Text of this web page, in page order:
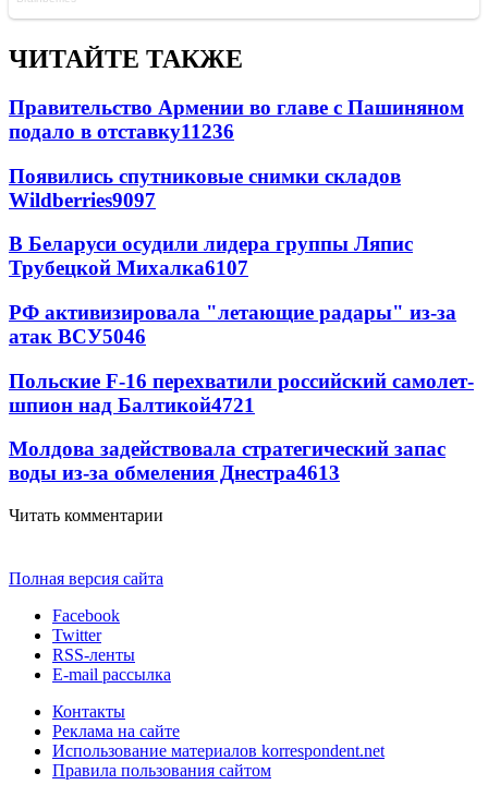
ЧИТАЙТЕ ТАКЖЕ
Правительство Армении во главе с Пашиняном
подало в отставку11236
Появились спутниковые снимки складов
Wildberries9097
В Беларуси осудили лидера группы Ляпис
Трубецкой Михалка6107
РФ активизировала "летающие радары" из-за
атак ВСУ5046
Польские F-16 перехватили российский самолет-
шпион над Балтикой4721
Молдова задействовала стратегический запас
воды из-за обмеления Днестра4613
Читать комментарии
Полная версия сайта
Facebook
Twitter
RSS-ленты
E-mail рассылка
Контакты
Реклама на сайте
Использование материалов korrespondent.net
Правила пользования сайтом